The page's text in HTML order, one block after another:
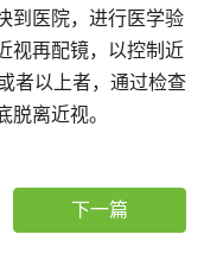
到医院，进行医学验
视再配镜，以控制近
者以上者，通过检查
脱离近视。
下一篇